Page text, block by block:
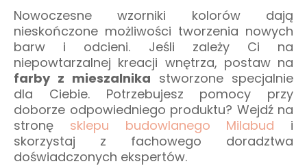
Nowoczesne wzorniki kolorów dają
nieskończone możliwości tworzenia nowych
barw i odcieni. Jeśli zależy Ci na
niepowtarzalnej kreacji wnętrza, postaw na
farby z mieszalnika stworzone specjalnie
dla Ciebie. Potrzebujesz pomocy przy
doborze odpowiedniego produktu? Wejdź na
stronę sklepu budowlanego Milabud i
skorzystaj z fachowego doradztwa
doświadczonych ekspertów.